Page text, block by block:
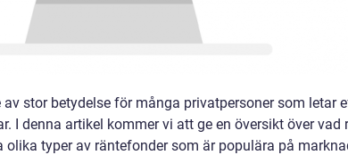
stor betydelse för många privatpersoner som letar
I denna artikel kommer vi att ge en översikt över vad
olika typer av räntefonder som är populära på